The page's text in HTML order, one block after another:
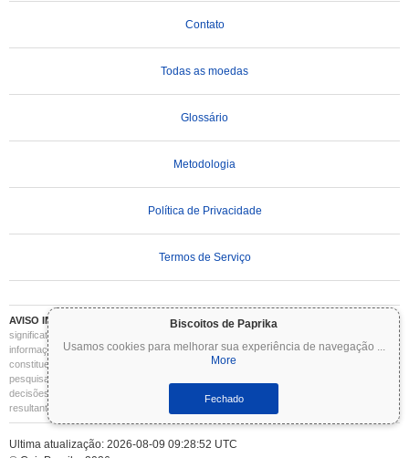
Biscoitos de Paprika
Usamos cookies para melhorar sua experiência de navegação ...
More
Fechado
Contato
Todas as moedas
Glossário
Metodologia
Política de Privacidade
Termos de Serviço
AVISO IMPORTANTE:
As criptomoedas são altamente voláteis e envolvem riscos
significativos. Você pode perder parte ou todo o seu investimento. Todas as
informações no Coinpaprika são fornecidas apenas para fins informativos e não
constituem aconselhamento financeiro ou de investimento. Sempre faça sua própria
pesquisa (DYOR) e consulte um consultor financeiro qualificado antes de tomar
decisões de investimento. O Coinpaprika não se responsabiliza por quaisquer perdas
resultantes do uso dessas informações.
Ultima atualização: 2026-08-09 09:28:52 UTC